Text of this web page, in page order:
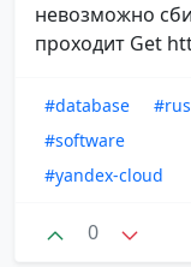
невозможно
проходит Get
#database
#software
#yandex-cloud
0